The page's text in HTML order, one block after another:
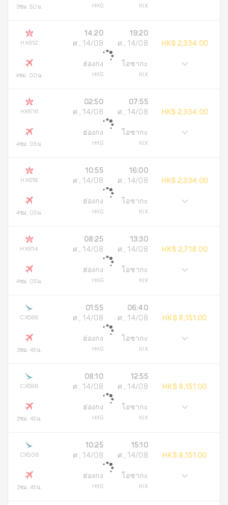
3ชม. 50น. HKG KIX
HX612
4ชม. 00น.
14:20
ศ., 14/08
ฮ่องกง
HKG
19:20
ศ., 14/08
โอซากะ
KIX
HK$ 2,334.00
HX616
4ชม. 05น.
02:50
ศ., 14/08
ฮ่องกง
HKG
07:55
ศ., 14/08
โอซากะ
KIX
HK$ 2,334.00
HX618
4ชม. 05น.
10:55
ศ., 14/08
ฮ่องกง
HKG
16:00
ศ., 14/08
โอซากะ
KIX
HK$ 2,334.00
HX614
4ชม. 05น.
08:25
ศ., 14/08
ฮ่องกง
HKG
13:30
ศ., 14/08
โอซากะ
KIX
HK$ 2,718.00
CX566
3ชม. 45น.
01:55
ศ., 14/08
ฮ่องกง
HKG
06:40
ศ., 14/08
โอซากะ
KIX
HK$ 8,151.00
CX596
3ชม. 45น.
08:10
ศ., 14/08
ฮ่องกง
HKG
12:55
ศ., 14/08
โอซากะ
KIX
HK$ 8,151.00
CX506
3ชม. 45น.
10:25
ศ., 14/08
ฮ่องกง
HKG
15:10
ศ., 14/08
โอซากะ
KIX
HK$ 8,151.00